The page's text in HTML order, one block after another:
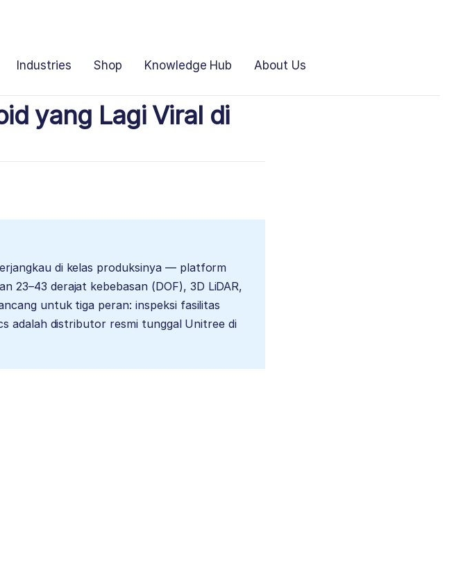
Industries Shop Knowledge Hub About Us
yang Lagi Viral di
di kelas produksinya — platform
23–43 derajat kebebasan (DOF), 3D LiDAR,
untuk tiga peran: inspeksi fasilitas
adalah distributor resmi tunggal Unitree di